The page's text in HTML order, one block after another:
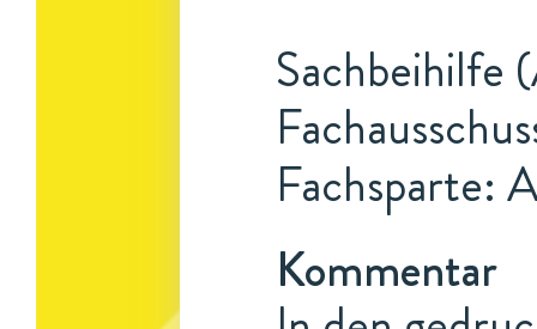
Sachbeihilfe
Fachsparte:
Kommentar